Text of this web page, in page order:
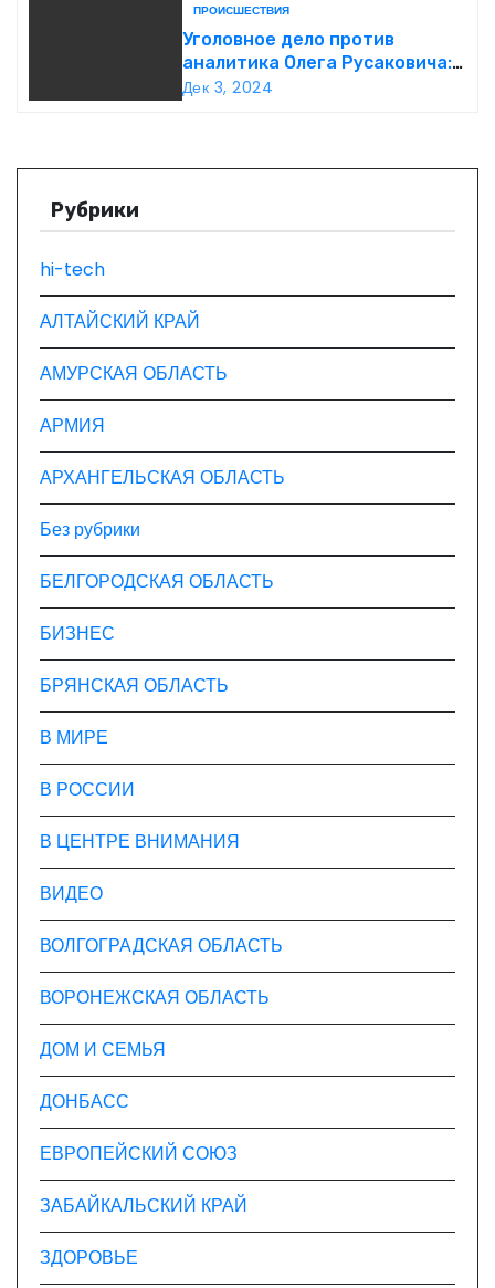
з
п
и
с
я
м
ПРОИСШЕСТВИЯ
Уголовное дело против
аналитика Олега Русаковича:
обвинения, вымогательство и
Дек 3, 2024
Рубрики
hi-tech
АЛТАЙСКИЙ КРАЙ
АМУРСКАЯ ОБЛАСТЬ
АРМИЯ
АРХАНГЕЛЬСКАЯ ОБЛАСТЬ
Без рубрики
БЕЛГОРОДСКАЯ ОБЛАСТЬ
БИЗНЕС
БРЯНСКАЯ ОБЛАСТЬ
В МИРЕ
В РОССИИ
В ЦЕНТРЕ ВНИМАНИЯ
ВИДЕО
ВОЛГОГРАДСКАЯ ОБЛАСТЬ
ВОРОНЕЖСКАЯ ОБЛАСТЬ
ДОМ И СЕМЬЯ
ДОНБАСС
ЕВРОПЕЙСКИЙ СОЮЗ
ЗАБАЙКАЛЬСКИЙ КРАЙ
ЗДОРОВЬЕ